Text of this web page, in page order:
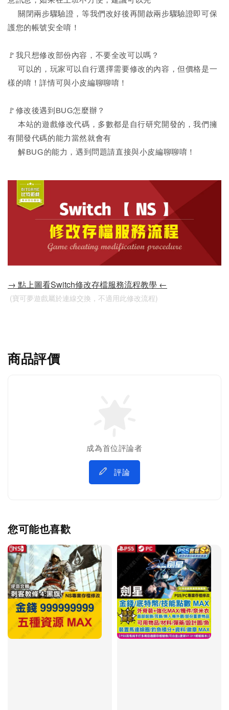
關閉兩步驟驗證，等我們改好後再開啟兩步驟驗證即可保
護您的帳號安全唷！
🚩我只想修改部份內容，不要全改可以嗎？
可以的，玩家可以自行選擇需要修改的內容，但價格是一
樣的唷！詳情可與小皮編聊聊唷！
🚩修改後遇到BUG怎麼辦？
本站的遊戲修改代碼，多數都是自行研究開發的，我們擁
有開發代碼的能力當然就會有
解BUG的能力，遇到問題請直接與小皮編聊聊唷！
→ 點上圖看Switch修改存檔服務流程教學 ←
(寶可夢遊戲屬於連線交換，不適用此修改流程)
商品評價
成為首位評論者
評論
您可能也喜歡